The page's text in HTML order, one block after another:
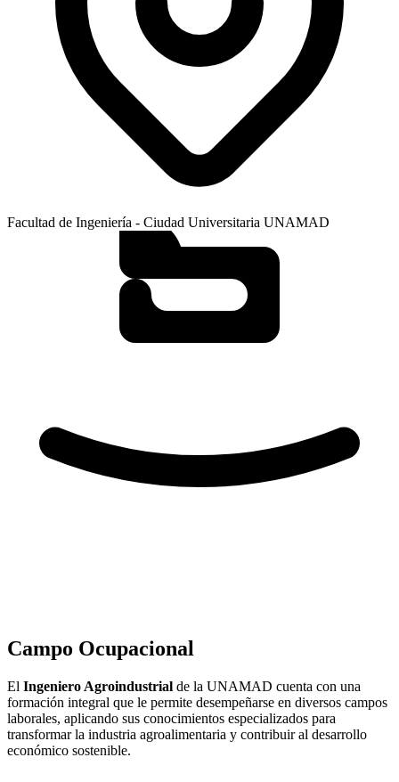
Facultad de Ingeniería - Ciudad Universitaria UNAMAD
Campo Ocupacional
El Ingeniero Agroindustrial de la UNAMAD cuenta con una
formación integral que le permite desempeñarse en diversos campos
laborales, aplicando sus conocimientos especializados para
transformar la industria agroalimentaria y contribuir al desarrollo
económico sostenible.